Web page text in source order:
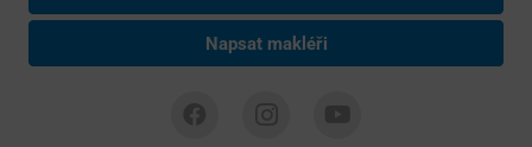
Napsat makléři